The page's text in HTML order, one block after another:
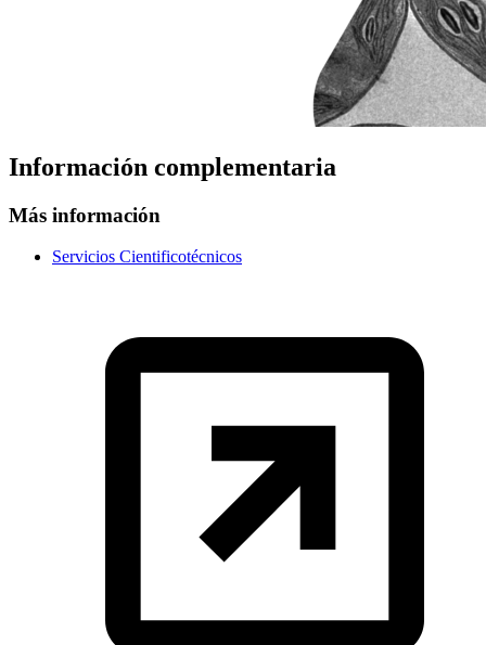
Información complementaria
Más información
Servicios Cientificotécnicos